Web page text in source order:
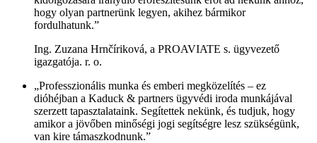
hogy olyan partnerünk legyen, akihez bármikor
fordulhatunk.”
Ing. Zuzana Hrnčíriková, a PROAVIATE s. ügyvezető
igazgatója. r. o.
„Professzionális munka és emberi megközelítés – ez
dióhéjban a Kaduck & partners ügyvédi iroda munkájával
szerzett tapasztalataink. Segítettek nekünk, és tudjuk, hogy
amikor a jövőben minőségi jogi segítségre lesz szükségünk,
van kire támaszkodnunk.”